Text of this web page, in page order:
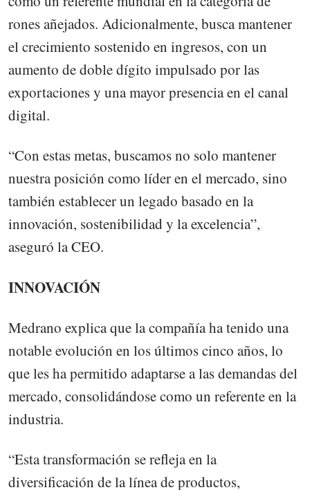
rones añejados. Adicionalmente, busca mantener
el crecimiento sostenido en ingresos, con un
aumento de doble dígito impulsado por las
exportaciones y una mayor presencia en el canal
digital.
“Con estas metas, buscamos no solo mantener
nuestra posición como líder en el mercado, sino
también establecer un legado basado en la
innovación, sostenibilidad y la excelencia”,
aseguró la CEO.
INNOVACIÓN
Medrano explica que la compañía ha tenido una
notable evolución en los últimos cinco años, lo
que les ha permitido adaptarse a las demandas del
mercado, consolidándose como un referente en la
industria.
“Esta transformación se refleja en la
diversificación de la línea de productos,